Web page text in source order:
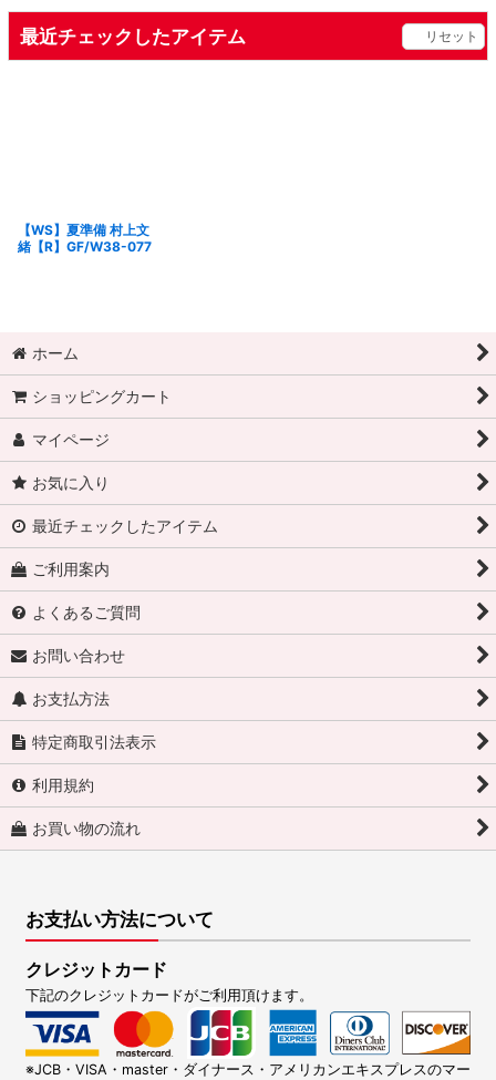
最近チェックしたアイテム リセット
【WS】夏準備 村上文
緒【R】GF/W38-077
ホーム
ショッピングカート
マイページ
お気に入り
最近チェックしたアイテム
ご利用案内
よくあるご質問
お問い合わせ
お支払方法
特定商取引法表示
利用規約
お買い物の流れ
お支払い方法について
クレジットカード
下記のクレジットカードがご利用頂けます。
※JCB・VISA・master・ダイナース・アメリカンエキスプレスのマー